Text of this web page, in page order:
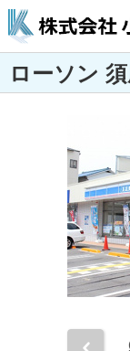
ローソン